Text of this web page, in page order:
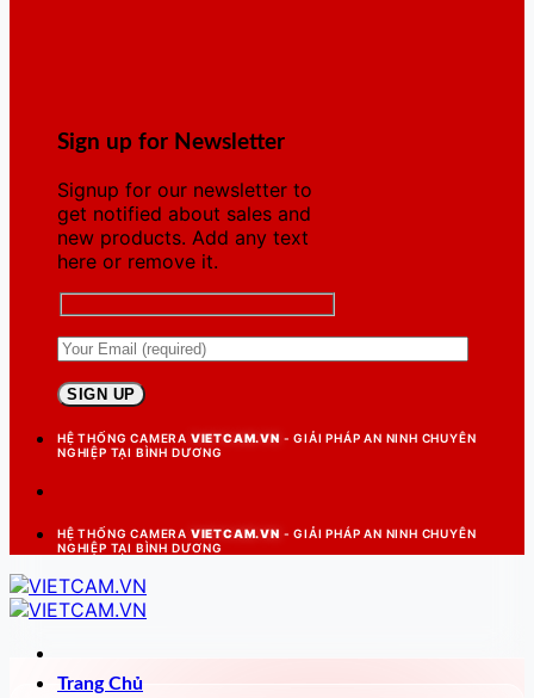
Sign up for Newsletter
Signup for our newsletter to
get notified about sales and
new products. Add any text
here or remove it.
HỆ THỐNG CAMERA VIETCAM.VN - GIẢI PHÁP AN NINH CHUYÊN
NGHIỆP TẠI BÌNH DƯƠNG
HỆ THỐNG CAMERA VIETCAM.VN - GIẢI PHÁP AN NINH CHUYÊN
NGHIỆP TẠI BÌNH DƯƠNG
Trang Chủ